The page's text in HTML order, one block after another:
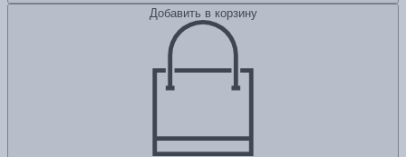
Добавить в корзину